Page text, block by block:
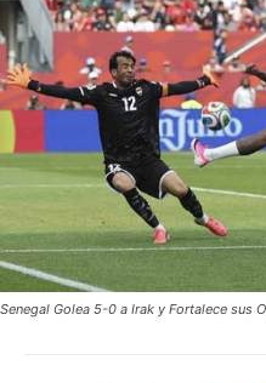
Senegal Golea 5-0 a Irak y Fortalece sus